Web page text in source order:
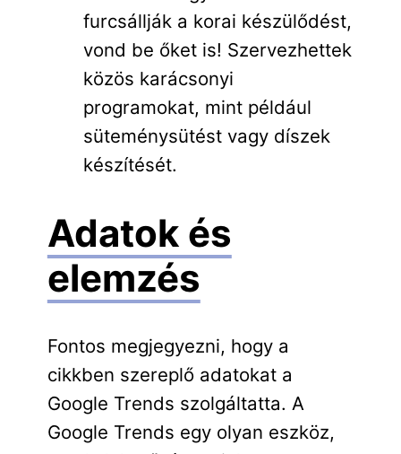
furcsállják a korai készülődést,
vond be őket is! Szervezhettek
közös karácsonyi
programokat, mint például
süteménysütést vagy díszek
készítését.
Adatok és
elemzés
Fontos megjegyezni, hogy a
cikkben szereplő adatokat a
Google Trends szolgáltatta. A
Google Trends egy olyan eszköz,